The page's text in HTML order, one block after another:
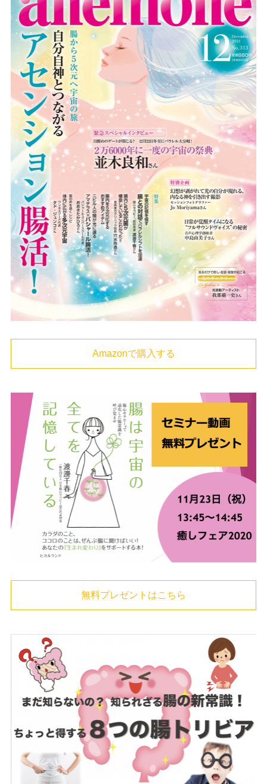
Amazonで購入する
無料プレゼントはこちら